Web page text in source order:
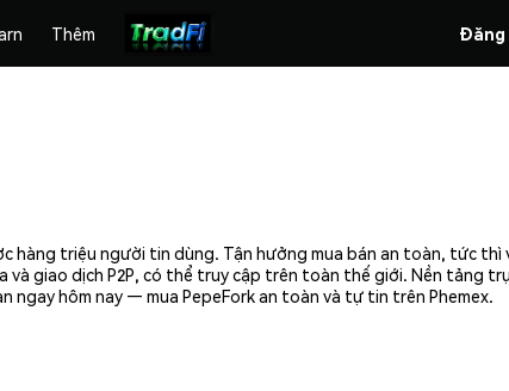
Thêm Đăng
hàng triệu người tin dùng. Tận hưởng mua bán an toàn, tức
giao dịch P2P, có thể truy cập trên toàn thế giới. Nền tảng
ngay hôm nay — mua PepeFork an toàn và tự tin trên Phemex.